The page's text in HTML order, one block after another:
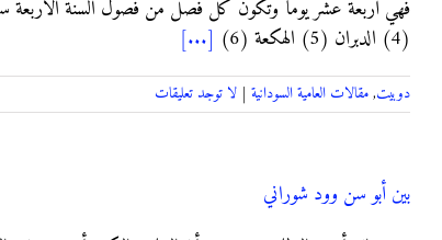
(4) الدبران (5) الهكعة (6)
[...]
دوبيت,مقالات العامية السودانية | لا توجد تعليقات
بين أبو سن وود شوراني